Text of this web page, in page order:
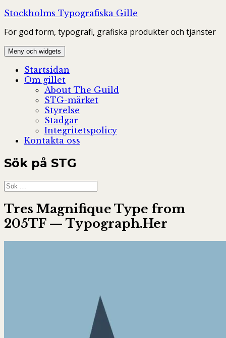
Hoppa
innehåll
Stockholms Typografiska Gille
För god form, typografi, grafiska produkter och tjänster
Meny och widgets
Startsidan
Om gillet
About The Guild
STG-märket
Styrelse
Stadgar
Integritetspolicy
Kontakta oss
Sök på STG
Sök
efter:
Tres Magnifique Type from
205TF — Typograph.Her